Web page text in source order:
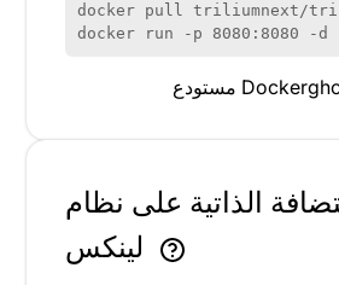
docker pull triliumnext/
docker run -p 8080:8080
مستودع Docker
الذاتية على نظام
لينكس